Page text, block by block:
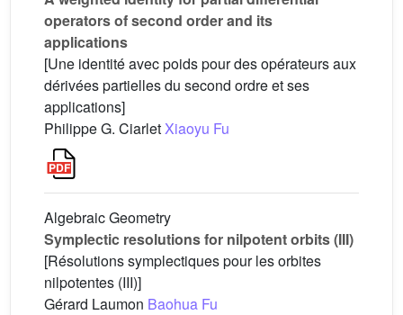
operators of second order and its
applications
[Une identité avec poids pour des opérateurs aux
dérivées partielles du second ordre et ses
applications]
Philippe G. CiarletXiaoyu Fu
Algebraic Geometry
Symplectic resolutions for nilpotent orbits (III)
[Résolutions symplectiques pour les orbites
nilpotentes (III)]
Gérard Laumon Baohua Fu